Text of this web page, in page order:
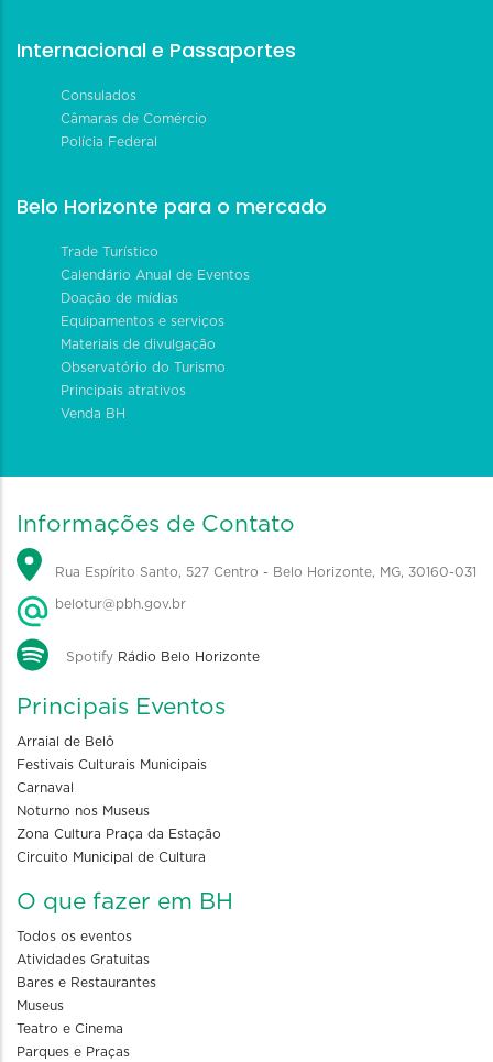
Internacional e Passaportes
Consulados
Câmaras de Comércio
Polícia Federal
Belo Horizonte para o mercado
Trade Turístico
Calendário Anual de Eventos
Doação de mídias
Equipamentos e serviços
Materiais de divulgação
Observatório do Turismo
Principais atrativos
Venda BH
Informações de Contato
Rua Espírito Santo, 527 Centro - Belo Horizonte, MG, 30160-031
belotur@pbh.gov.br
Spotify Rádio Belo Horizonte
Principais Eventos
Arraial de Belô
Festivais Culturais Municipais
Carnaval
Noturno nos Museus
Zona Cultura Praça da Estação
Circuito Municipal de Cultura
O que fazer em BH
Todos os eventos
Atividades Gratuitas
Bares e Restaurantes
Museus
Teatro e Cinema
Parques e Praças